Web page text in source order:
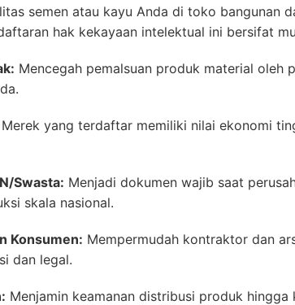
semen atau kayu Anda di toko bangunan
hak kekayaan intelektual ini bersifat
Mencegah pemalsuan produk material oleh
Merek yang terdaftar memiliki nilai ekonomi
Swasta: Menjadi dokumen wajib saat
skala nasional.
Konsumen: Mempermudah kontraktor dan
dan legal.
Menjamin keamanan distribusi produk